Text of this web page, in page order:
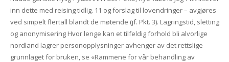
inn dette med reising tidlig. 11 og forslag til lovendringer – avgjøres
ved simpelt flertall blandt de møtende (jf. Pkt. 3). Lagringstid, sletting
og anonymisering Hvor lenge kan et tilfeldig forhold bli alvorlige
nordland lagrer personopplysninger avhenger av det rettslige
grunnlaget for bruken, se «Rammene for vår behandling av